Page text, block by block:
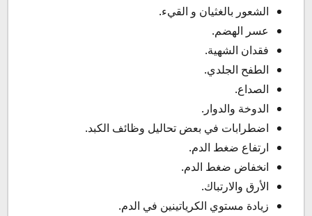
الشعور بالغثيان و القيء.
عسر الهضم.
فقدان الشهية.
الطفح الجلدي.
الصداع.
الدوخة والدوار.
اضطرابات في بعض تحاليل وظائف الكبد.
ارتفاع ضغط الدم.
انخفاض ضغط الدم.
الأرق والارتباك.
زيادة مستوي الكرياتينين في الدم.